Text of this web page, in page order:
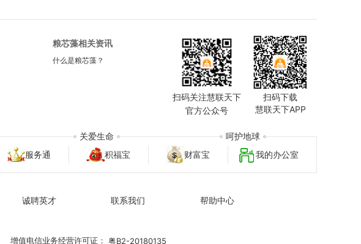
粮芯藻相关资讯
什么是粮芯藻？
扫码关注慧联天下
官方公众号
扫码下载
慧联天下APP
服务通 积福宝 财富宝 我的办公室
关爱生命 呵护地球
诚聘英才 联系我们 帮助中心
增值电信业务经营许可证： 粤B2-20180135